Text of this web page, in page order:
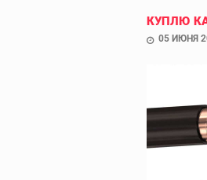
КУПЛЮ
05 ИЮНЯ